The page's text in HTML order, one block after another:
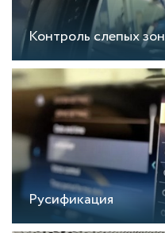
Контроль слепых зон
Русификация